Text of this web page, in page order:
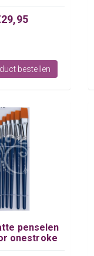
bestellen
penselen
onestroke